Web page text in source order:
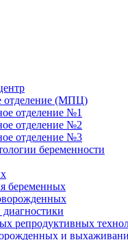
отделение (МПЦ)
отделение №1
отделение №2
отделение №3
беременности
беременных
диагностики
репродуктивных
и